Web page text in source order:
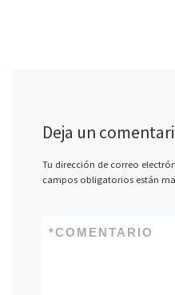
Deja un
Tu dirección de correo
campos obligatorios están
COMENTARIO
*